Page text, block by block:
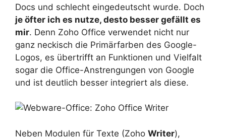
Docs und schlecht eingedeutscht wurde. Doch
je öfter ich es nutze, desto besser gefällt es
mir. Denn Zoho Office verwendet nicht nur
ganz neckisch die Primärfarben des Google-
Logos, es übertrifft an Funktionen und Vielfalt
sogar die Office-Anstrengungen von Google
und ist deutlich besser integriert als diese.
Neben Modulen für Texte (Zoho Writer),